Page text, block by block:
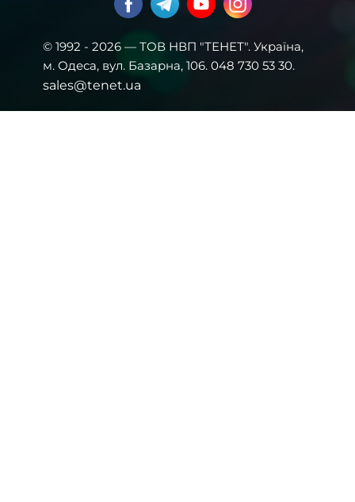
© 1992 - 2026 — ТОВ НВП "ТЕНЕТ". Українa,
м. Одеса, вул. Базарна, 106. 048 730 53 30.
sales@tenet.ua